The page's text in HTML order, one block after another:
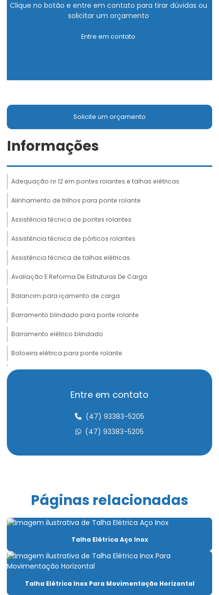
Clique no botão e entre em contato para tirar dúvidas ou
solicitar um orçamento
Entre em contato
Solicite um orçamento
Informações
Adequação nr 12 em pontes rolantes e talhas elétricas
Alinhamento de trilhos para ponte rolante
Assistência técnica de pontes rolantes
Assistência técnica de pórticos rolantes
Assistência técnica de talhas elétricas
Avaliação E Reforma De Estruturas De Carga
Balancim para içamento de carga
Barramento blindado para ponte rolante
Barramento elétrico blindado
Botoeira elétrica para ponte rolante
Cabeceira para ponte rolante
Cabo de aço compactado de alta performance
Cabo de aço para elevadores
Cabo de aço para talha elétrica
Caminho de rolamento para pontes rolantes
Capacitação Para Uso De Pontes Rolantes E Talhas
Carro Talha Duplaviga
Carro Talha Duplaviga Com Monitoramento De Carga
Entre em contato
(47) 93383-5205
(47) 93383-5205
Páginas relacionadas
Talha Elétrica Aço Inox
Talha Elétrica Inox Para Movimentação Horizontal